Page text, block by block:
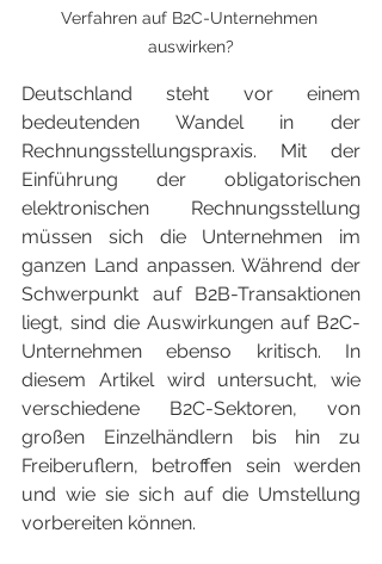
Verfahren auf B2C-Unternehmen
auswirken?
Deutschland steht vor einem
bedeutenden Wandel in der
Rechnungsstellungspraxis. Mit der
Einführung der obligatorischen
elektronischen Rechnungsstellung
müssen sich die Unternehmen im
ganzen Land anpassen. Während der
Schwerpunkt auf B2B-Transaktionen
liegt, sind die Auswirkungen auf B2C-
Unternehmen ebenso kritisch. In
diesem Artikel wird untersucht, wie
verschiedene B2C-Sektoren, von
großen Einzelhändlern bis hin zu
Freiberuflern, betroffen sein werden
und wie sie sich auf die Umstellung
vorbereiten können.